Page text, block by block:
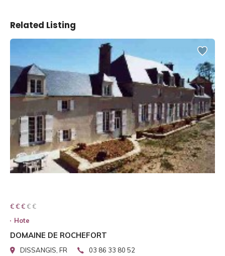
Related Listing
€ € € € €
€ € €
Hote
DOMAINE DE ROCHEFORT
DISSANGIS, FR 03 86 33 80 52